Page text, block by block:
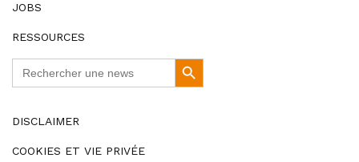
JOBS
RESSOURCES
Search
Button
DISCLAIMER
COOKIES ET VIE PRIVÉE